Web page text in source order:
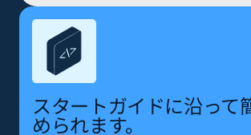
スタートガイドに沿って
められます。